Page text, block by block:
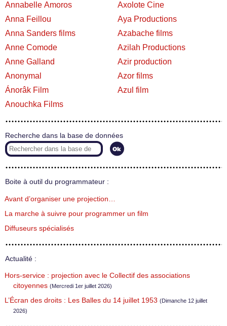
Annabelle Amoros
Anna Feillou
Anna Sanders films
Anne Comode
Anne Galland
Anonymal
Ánorâk Film
Anouchka Films
Axolote Cine
Aya Productions
Azabache films
Azilah Productions
Azir production
Azor films
Azul film
Recherche dans la base de données
Boite à outil du programmateur :
Avant d’organiser une projection…
La marche à suivre pour programmer un film
Diffuseurs spécialisés
Actualité :
Hors-service : projection avec le Collectif des associations
citoyennes (Mercredi 1er juillet 2026)
L’Écran des droits : Les Balles du 14 juillet 1953 (Dimanche 12 juillet
2026)